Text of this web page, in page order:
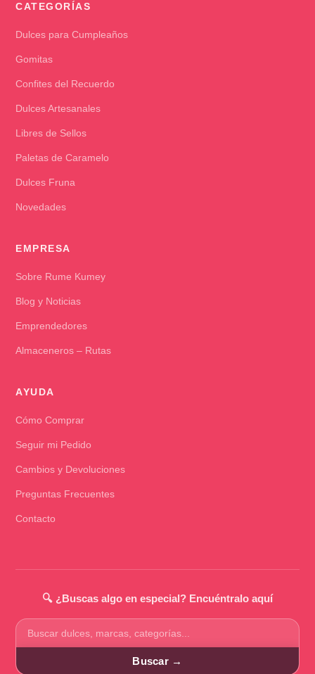
CATEGORÍAS
Dulces para Cumpleaños
Gomitas
Confites del Recuerdo
Dulces Artesanales
Libres de Sellos
Paletas de Caramelo
Dulces Fruna
Novedades
EMPRESA
Sobre Rume Kumey
Blog y Noticias
Emprendedores
Almaceneros – Rutas
AYUDA
Cómo Comprar
Seguir mi Pedido
Cambios y Devoluciones
Preguntas Frecuentes
Contacto
🔍 ¿Buscas algo en especial? Encuéntralo aquí
Buscar
productos
Buscar →